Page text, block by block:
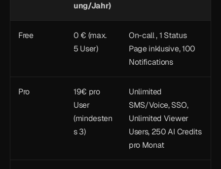
ung/Jahr)
Free
0 € (max.
5 User)
On-call , 1 Status
Page inklusive, 100
Notifications
Pro
19€ pro
User
(mindesten
s 3)
Unlimited
SMS/Voice, SSO,
Unlimited Viewer
Users, 250 AI Credits
pro Monat